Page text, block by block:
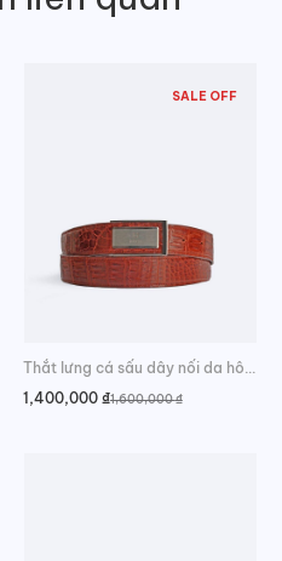
SALE OFF
1,600,000₫
Giá
1,400,000 ₫
Giá